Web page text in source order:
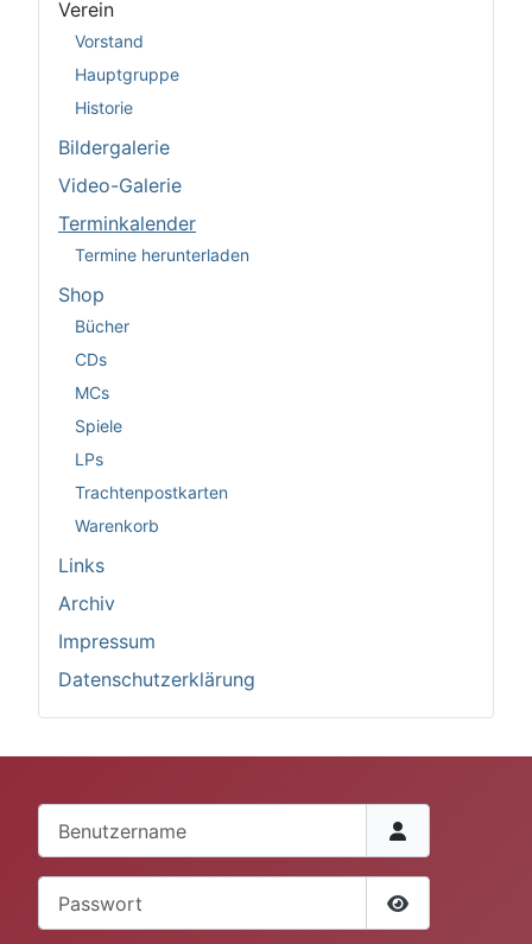
Verein
Vorstand
Hauptgruppe
Historie
Bildergalerie
Video-Galerie
Terminkalender
Termine herunterladen
Shop
Bücher
CDs
MCs
Spiele
LPs
Trachtenpostkarten
Warenkorb
Links
Archiv
Impressum
Datenschutzerklärung
Passwort